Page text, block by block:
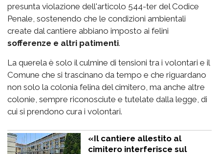
presunta violazione dell'articolo 544-ter del Codice
Penale, sostenendo che le condizioni ambientali
create dal cantiere abbiano imposto ai felini
sofferenze e altri patimenti.
La querela è solo il culmine di tensioni tra i volontari e il
Comune che si trascinano da tempo e che riguardano
non solo la colonia felina del cimitero, ma anche altre
colonie, sempre riconosciute e tutelate dalla legge, di
cui si prendono cura i volontari.
«Il cantiere allestito al
cimitero interferisce sul